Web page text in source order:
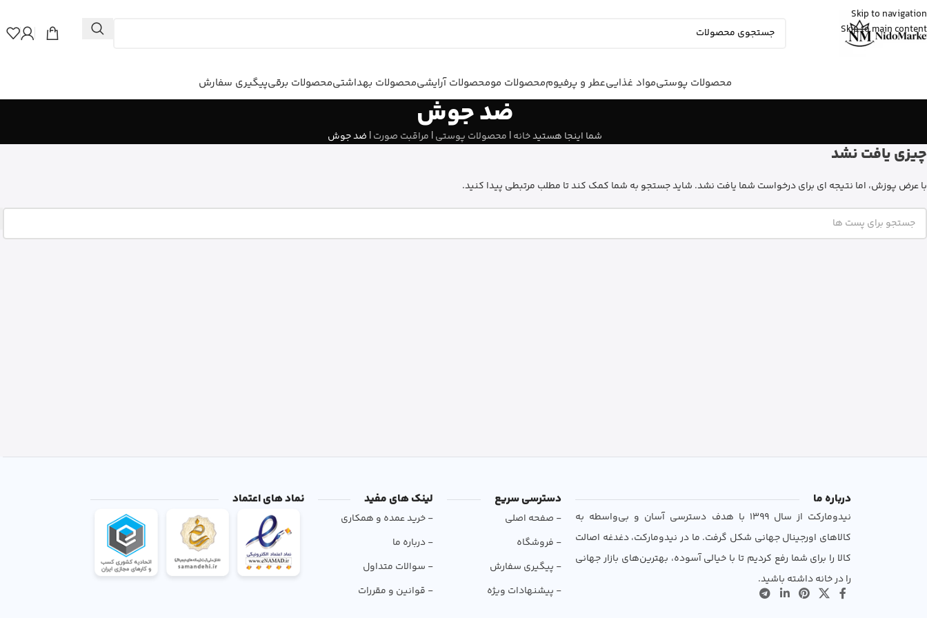
Skip to navigation
Skip to main content
محصولات پوستیمواد غذاییعطر و پرفیوممحصولات مومحصولات آرایشیمحصولات بهداشتیمحصولات برقیپیگیری سفارش
ضد جوش
شما اینجا هستیدخانه| محصولات پوستی| مراقبت صورت| ضد جوش
چیزی یافت نشد
با عرض پوزش، اما نتیجه ای برای درخواست شما یافت نشد. شاید جستجو به شما کمک کند تا مطلب مرتبطی پیدا کنید.
درباره ما
نیدومارکت از سال 1399 با هدف دسترسی آسان و بی‌واسطه به
کالاهای اورجینال جهانی شکل گرفت. ما در نیدومارکت، دغدغه اصالت
کالا را برای شما رفع کردیم تا با خیالی آسوده، بهترین‌های بازار جهانی
را در خانه داشته باشید.
دسترسی سریع
- صفحه اصلی
- فروشگاه
- پیگیری سفارش
- پیشنهادات ویژه
لینک های مفید
- خرید عمده و همکاری
- درباره ما
- سوالات متداول
- قوانین و مقررات
نماد های اعتماد
زهرااز گرگان
کپسول پریورین بایر آلمان رو خرید کرد